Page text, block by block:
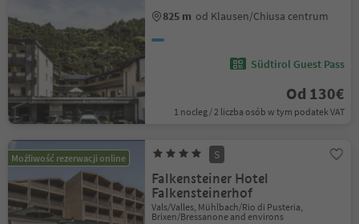
825 m od Klausen/Chiusa centrum
Südtirol Guest Pass
Od 130€
1 nocleg / 2 liczba osób w tym podatek VAT
Możliwość rezerwacji online S
Falkensteiner Hotel
Falkensteinerhof
Vals/Valles, Mühlbach/Rio di Pusteria,
Brixen/Bressanone and environs